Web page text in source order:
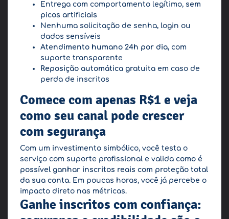
Entrega com comportamento legítimo, sem
picos artificiais
Nenhuma solicitação de senha, login ou
dados sensíveis
Atendimento humano 24h por dia, com
suporte transparente
Reposição automática gratuita em caso de
perda de inscritos
Comece com apenas R$1 e veja
como seu canal pode crescer
com segurança
Com um investimento simbólico, você testa o
serviço com suporte profissional e valida como é
possível ganhar inscritos reais com proteção total
da sua conta. Em poucas horas, você já percebe o
impacto direto nas métricas.
Ganhe inscritos com confiança: